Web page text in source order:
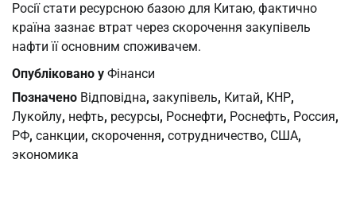
Росії стати ресурсною базою для Китаю, фактично
країна зазнає втрат через скорочення закупівель
нафти її основним споживачем.
Опубліковано у Фінанси
Позначено Відповідна, закупівель, Китай, КНР,
Лукойлу, нефть, ресурсы, Роснефти, Роснефть, Россия,
РФ, санкции, скорочення, сотрудничество, США,
экономика